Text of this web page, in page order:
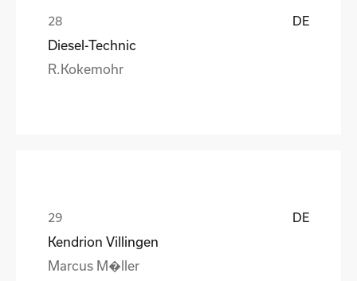
DE
Diesel-Technic
R.Kokemohr
DE
Kendrion Villingen
Marcus M�ller